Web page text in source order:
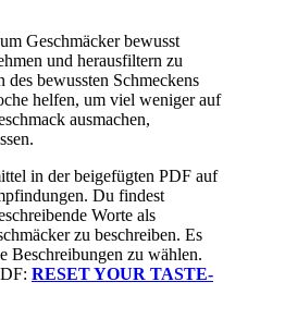
Geschmäcker bewusst
und herausfiltern zu
des bewussten Schmeckens
helfen, um viel weniger auf
ausmachen,
in der beigefügten PDF auf
Du findest
Worte als
zu beschreiben. Es
Beschreibungen zu wählen.
RESET YOUR TASTE-